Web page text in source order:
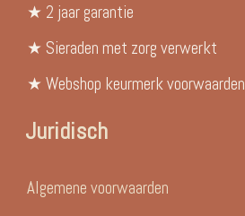
★ 2 jaar garantie
★ Sieraden met zorg verwerkt
★ Webshop keurmerk voorwaarden
Juridisch
Algemene voorwaarden